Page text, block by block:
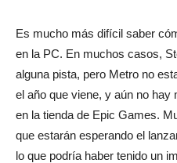
Es mucho más difícil saber
en la PC. En muchos casos,
alguna pista, pero Metro no
el año que viene, y aún no
en la tienda de Epic Games.
que estarán esperando el
lo que podría haber tenido un